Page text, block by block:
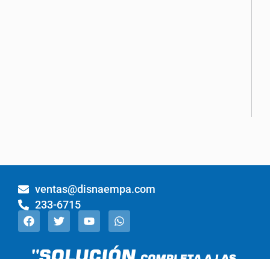
ventas@disnaempa.com
233-6715